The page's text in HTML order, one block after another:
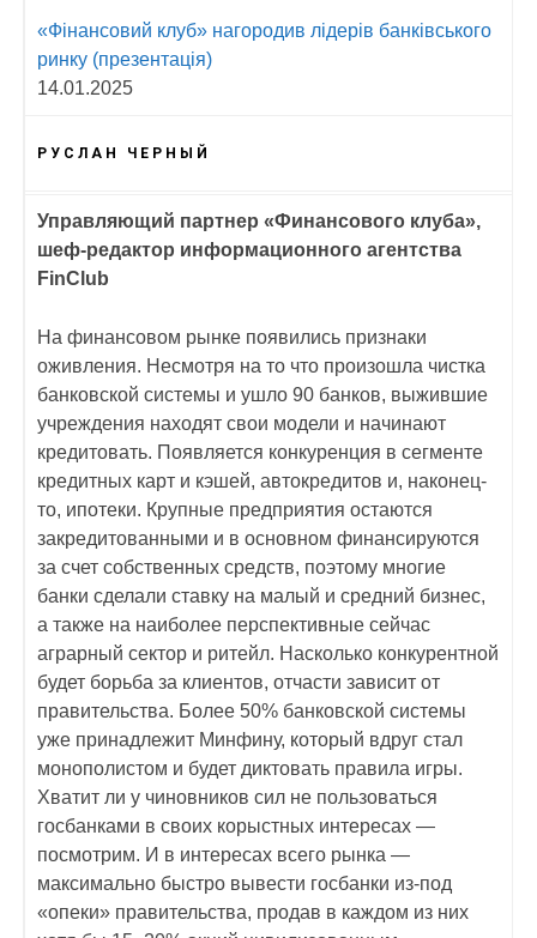
«Фінансовий клуб» нагородив лідерів банківського
ринку (презентація)
14.01.2025
РУСЛАН ЧЕРНЫЙ
Управляющий партнер «Финансового клуба»,
шеф-редактор информационного агентства
FinClub
На финансовом рынке появились признаки
оживления. Несмотря на то что произошла чистка
банковской системы и ушло 90 банков, выжившие
учреждения находят свои модели и начинают
кредитовать. Появляется конкуренция в сегменте
кредитных карт и кэшей, автокредитов и, наконец-
то, ипотеки. Крупные предприятия остаются
закредитованными и в основном финансируются
за счет собственных средств, поэтому многие
банки сделали ставку на малый и средний бизнес,
а также на наиболее перспективные сейчас
аграрный сектор и ритейл. Насколько конкурентной
будет борьба за клиентов, отчасти зависит от
правительства. Более 50% банковской системы
уже принадлежит Минфину, который вдруг стал
монополистом и будет диктовать правила игры.
Хватит ли у чиновников сил не пользоваться
госбанками в своих корыстных интересах —
посмотрим. И в интересах всего рынка —
максимально быстро вывести госбанки из-под
«опеки» правительства, продав в каждом из них